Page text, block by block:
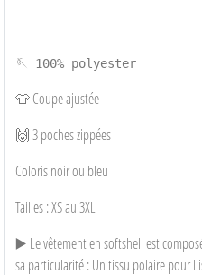
🪡 100% polyester
👕 Coupe ajustée
🙌 3 poches zippées
Coloris noir ou bleu
Tailles : XS au 3XL
▶️ Le vêtement en softshell est
sa particularité : Un tissu polaire pour